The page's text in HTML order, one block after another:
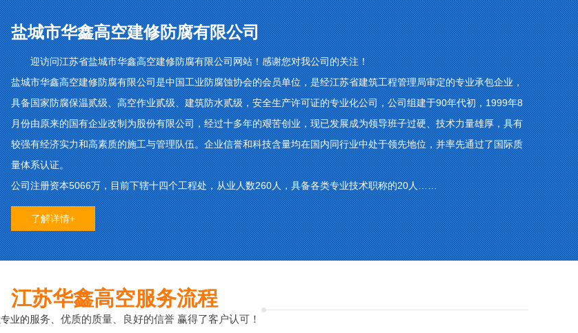
盐城市华鑫高空建修防腐有限公司
迎访问江苏省盐城市华鑫高空建修防腐有限公司网站！感谢您对我公司的关注！
盐城市华鑫高空建修防腐有限公司是中国工业防腐蚀协会的会员单位，是经江苏省建筑工程管理局审定的专业承包企业，
具备国家防腐保温贰级、高空作业贰级、建筑防水贰级，安全生产许可证的专业化公司，公司组建于90年代初，1999年8
月份由原来的国有企业改制为股份有限公司，经过十多年的艰苦创业，现已发展成为领导班子过硬、技术力量雄厚，具有
较强有经济实力和高素质的施工与管理队伍。企业信誉和科技含量均在国内同行业中处于领先地位，并率先通过了国际质
量体系认证。
公司注册资本5066万，目前下辖十四个工程处，从业人数260人，具备各类专业技术职称的20人……
了解详情+
江苏华鑫高空服务流程
专业的服务、优质的质量、良好的信誉 赢得了客户认可！